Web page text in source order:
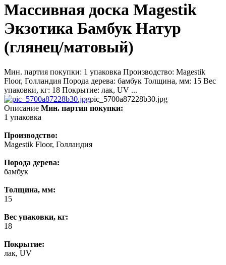
Массивная доска Magestik
Экзотика Бамбук Натур
(глянец/матовый)
Мин. партия покупки: 1 упаковка Производство: Magestik
Floor, Голландия Порода дерева: бамбук Толщина, мм: 15 Вес
упаковки, кг: 18 Покрытие: лак, UV ...
pic_5700a87228b30.jpg
Описание Мин. партия покупки:
1 упаковка
Производство:
Magestik Floor, Голландия
Порода дерева:
бамбук
Толщина, мм:
15
Вес упаковки, кг:
18
Покрытие:
лак, UV